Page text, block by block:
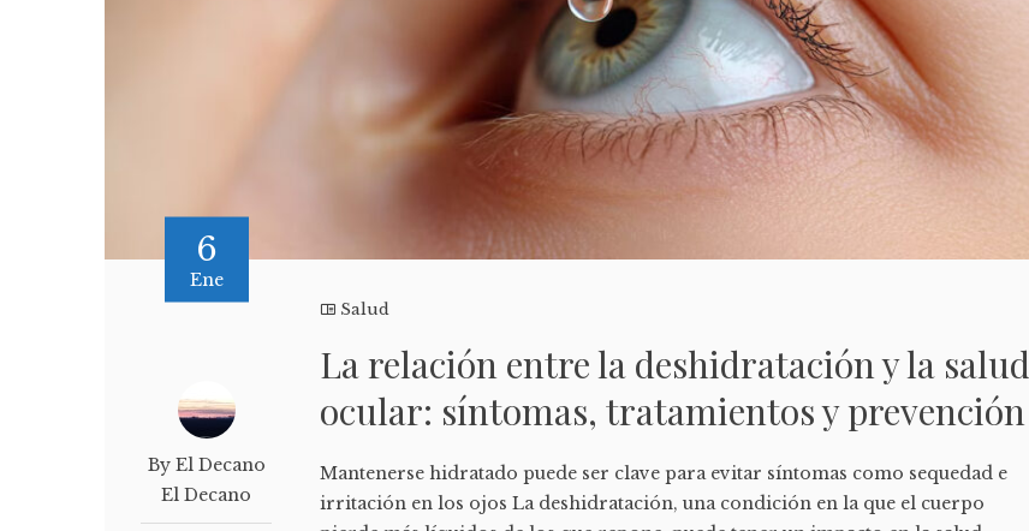
6
Ene
By El Decano
El Decano
Salud
La relación entre la deshidratación y la salud
ocular: síntomas, tratamientos y prevención
Mantenerse hidratado puede ser clave para evitar síntomas como sequedad e
irritación en los ojos La deshidratación, una condición en la que el cuerpo